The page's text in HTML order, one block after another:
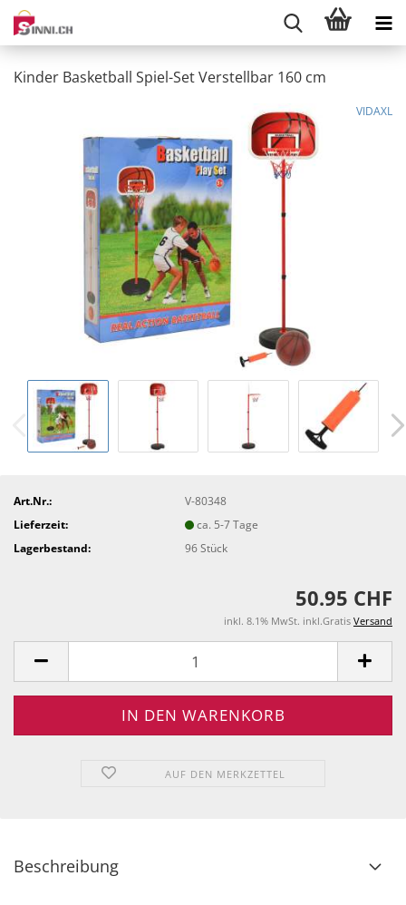
Kinder Basketball Spiel-Set Verstellbar 160 cm
VIDAXL
Art.Nr.:
V-80348
Lieferzeit:
ca. 5-7 Tage
Lagerbestand:
96Stück
50.95 CHF
inkl. 8.1% MwSt. inkl.Gratis Versand
AUF DEN MERKZETTEL
Beschreibung